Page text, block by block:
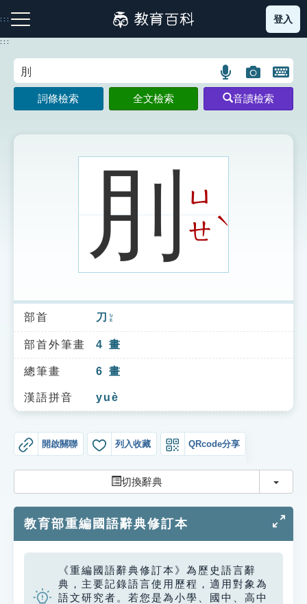
到
主
:::
注音索引圖示 筆畫索引圖示 部首索引表圖示
索引選單
知識索引
單字索引
生命大百科索引
遊戲專區
教學應用
貓頭鷹博士
登入
:::
語
言
搜
示
圖
片
搜
開
鍵
圖
詞條檢索 全文檢索 音讀檢索
刖ㄩ
ㄝˋ
部首 刀 ㄉㄠ
部首外筆畫 4 畫
總筆畫 6 畫
漢語拼音 yuè
開啟關聯 列入收藏 QRcode分享
切換辭典 切換
教育部重編國語辭典修訂本
《重編國語辭典修訂本》為歷史語言辭
典，主要記錄語言使用歷程，適用對象為
語文研究者。若您是為小學、國中、高中